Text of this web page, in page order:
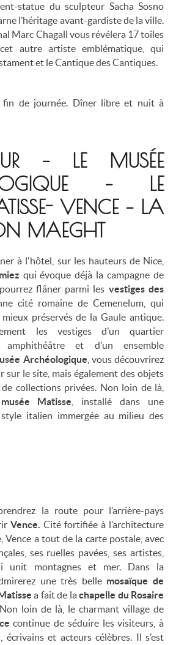
statue du sculpteur Sacha Sosno
l’héritage avant-gardiste de la ville.
Marc Chagall vous révélera 17 toiles
autre artiste emblématique, qui
et le Cantique des Cantiques.
fin de journée. Dîner libre et nuit à
– LE MUSÉE
– LE
VENCE – LA
MAEGHT
à l'hôtel, sur les hauteurs de Nice,
qui évoque déjà la campagne de
flâner parmi les vestiges des
cité romaine de Cemenelum, qui
préservés de la Gaule antique.
les vestiges d’un quartier
amphithéâtre et d’un ensemble
Archéologique , vous découvrirez
sur le site, mais également des objets
collections privées. Non loin de là,
musée Matisse , installé dans une
italien immergée au milieu des
la route pour l’arrière-pays
Vence. Cité fortifiée à l’architecture
Vence a tout de la carte postale, avec
ses ruelles pavées, ses artistes,
unit montagnes et mer. Dans la
une très belle mosaïque de
a fait de lachapelle du Rosaire
loin de là, le charmant village de
continue de séduire les visiteurs, à
écrivains et acteurs célèbres. Il s’est